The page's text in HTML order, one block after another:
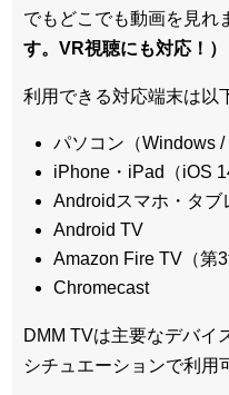
でもどこでも動画を見れ
す。VR視聴にも対応！）
利用できる対応端末は以
パソコン（Windows /
iPhone・iPad（iOS
Androidスマホ・タブ
Android TV
Amazon Fire TV（第3
Chromecast
DMM TVは主要なデバイ
シチュエーションで利用